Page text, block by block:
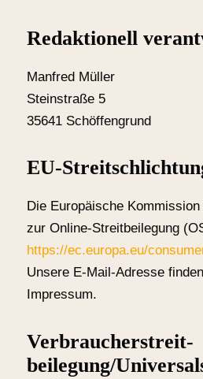
Redaktionell
Manfred Müller
Steinstraße 5
35641 Schöffengrund
EU-
Die Europäische
zur Online-Streitbeilegung
https://ec.europa.eu/
Unsere E-Mail-Adresse
Impressum.
Verbraucher­streit­
beilegung/